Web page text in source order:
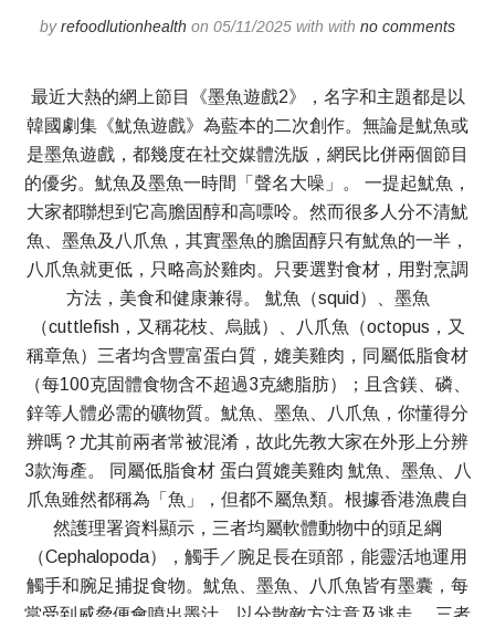
byrefoodlutionhealth on 05/11/2025 with with no comments
最近大熱的網上節目《墨魚遊戲2》，名字和主題都是以
韓國劇集《魷魚遊戲》為藍本的二次創作。無論是魷魚或
是墨魚遊戲，都幾度在社交媒體洗版，網民比併兩個節目
的優劣。魷魚及墨魚一時間「聲名大噪」。 一提起魷魚，
大家都聯想到它高膽固醇和高嘌呤。然而很多人分不清魷
魚、墨魚及八爪魚，其實墨魚的膽固醇只有魷魚的一半，
八爪魚就更低，只略高於雞肉。只要選對食材，用對烹調
方法，美食和健康兼得。 魷魚（squid）、墨魚
（cuttlefish，又稱花枝、烏賊）、八爪魚（octopus，又
稱章魚）三者均含豐富蛋白質，媲美雞肉，同屬低脂食材
（每100克固體食物含不超過3克總脂肪）；且含鎂、磷、
鋅等人體必需的礦物質。魷魚、墨魚、八爪魚，你懂得分
辨嗎？尤其前兩者常被混淆，故此先教大家在外形上分辨
3款海產。 同屬低脂食材 蛋白質媲美雞肉 魷魚、墨魚、八
爪魚雖然都稱為「魚」，但都不屬魚類。根據香港漁農自
然護理署資料顯示，三者均屬軟體動物中的頭足綱
（Cephalopoda），觸手／腕足長在頭部，能靈活地運用
觸手和腕足捕捉食物。魷魚、墨魚、八爪魚皆有墨囊，每